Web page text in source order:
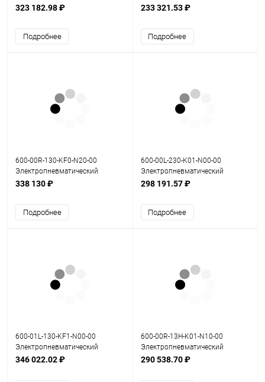
позиционер серия 600
323 182.98 ₽
Подробнее
позиционер серия 600
233 321.53 ₽
Подробнее
600-00R-130-KF0-N20-00
Электропневматический
позиционер серия 600
338 130 ₽
Подробнее
600-00L-230-K01-N00-00
Электропневматический
позиционер серия 600
298 191.57 ₽
Подробнее
600-01L-130-KF1-N00-00
Электропневматический
позиционер серия 600
346 022.02 ₽
600-00R-13H-K01-N10-00
Электропневматический
позиционер серия 600
290 538.70 ₽